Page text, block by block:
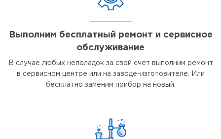
Выполним бесплатный ремонт и сервисное
обслуживание
В случае любых неполадок за свой счет выполним ремонт
в сервисном центре или на заводе-изготовителе. Или
бесплатно заменим прибор на новый.